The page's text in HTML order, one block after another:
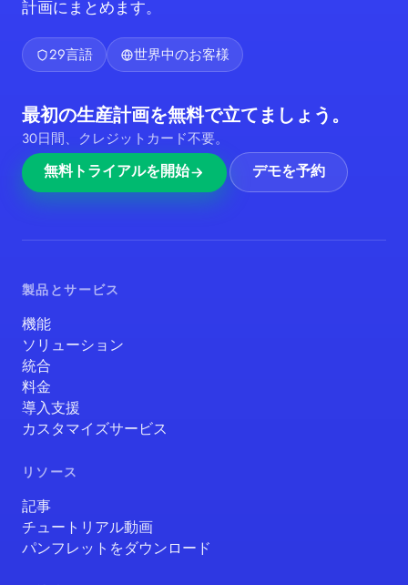
計画にまとめます。
29言語 世界中のお客様
最初の生産計画を無料で立てましょう。
30日間、クレジットカード不要。
無料トライアルを開始 デモを予約
製品とサービス
機能
ソリューション
統合
料金
導入支援
カスタマイズサービス
リソース
記事
チュートリアル動画
パンフレットをダウンロード